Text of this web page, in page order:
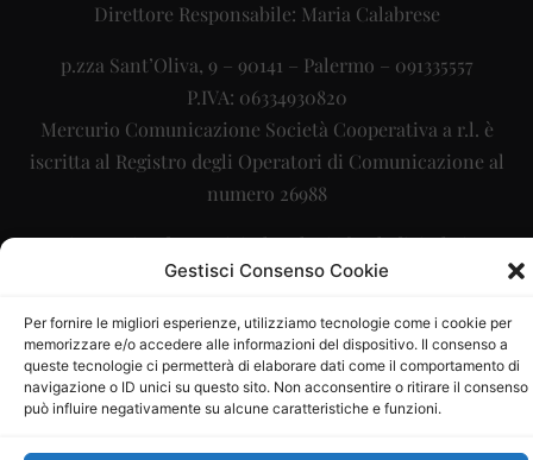
Gestisci Consenso Cookie
Per fornire le migliori esperienze, utilizziamo tecnologie come i cookie per
memorizzare e/o accedere alle informazioni del dispositivo. Il consenso a
queste tecnologie ci permetterà di elaborare dati come il comportamento di
navigazione o ID unici su questo sito. Non acconsentire o ritirare il consenso
può influire negativamente su alcune caratteristiche e funzioni.
Direttore Responsabile: Maria Calabrese
p.zza Sant’Oliva, 9 – 90141 – Palermo – 091335557
P.IVA: 06334930820
Mercurio Comunicazione Società Cooperativa a r.l. è
iscritta al Registro degli Operatori di Comunicazione al
numero 26988
Sito gestito daLa Digitale srl–info@ladigitale.it